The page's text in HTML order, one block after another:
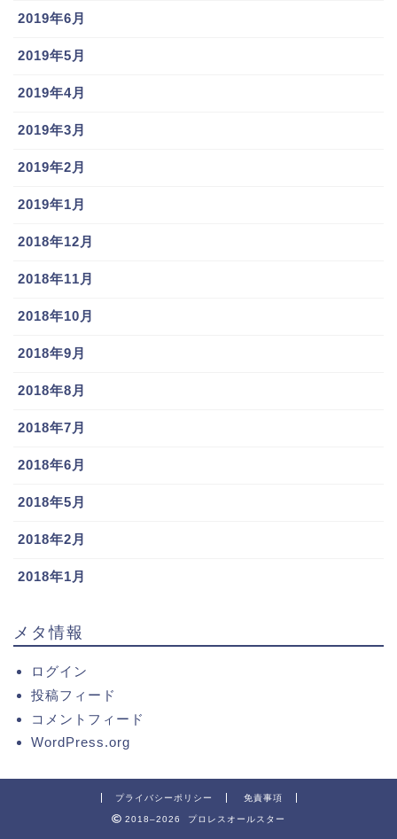
2019年6月
2019年5月
2019年4月
2019年3月
2019年2月
2019年1月
2018年12月
2018年11月
2018年10月
2018年9月
2018年8月
2018年7月
2018年6月
2018年5月
2018年2月
2018年1月
メタ情報
ログイン
投稿フィード
コメントフィード
WordPress.org
プライバシーポリシー 免責事項
2018–2026 プロレスオールスター